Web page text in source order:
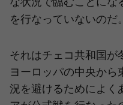
を行なっていないのだ。
それはチェコ共和国が
ヨーロッパの中央から
況を避けるためによく